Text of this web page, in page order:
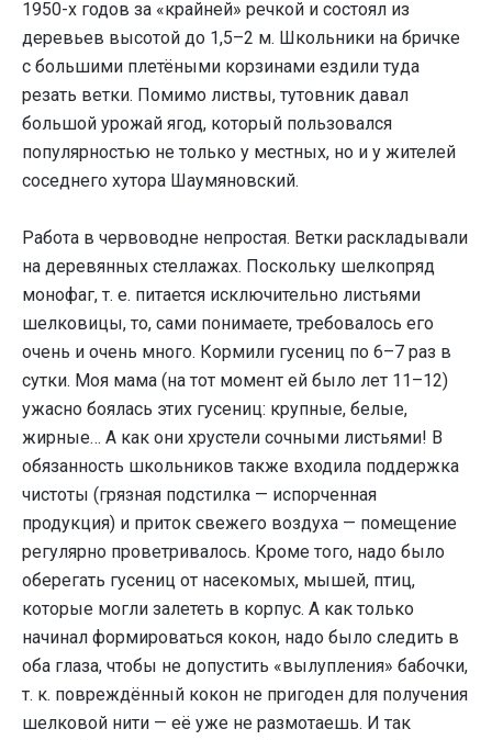
1950-х годов за «крайней» речкой и состоял из
деревьев высотой до 1,5–2 м. Школьники на бричке
с большими плетёными корзинами ездили туда
резать ветки. Помимо листвы, тутовник давал
большой урожай ягод, который пользовался
популярностью не только у местных, но и у жителей
соседнего хутора Шаумяновский.
Работа в червоводне непростая. Ветки раскладывали
на деревянных стеллажах. Поскольку шелкопряд
монофаг, т. е. питается исключительно листьями
шелковицы, то, сами понимаете, требовалось его
очень и очень много. Кормили гусениц по 6–7 раз в
сутки. Моя мама (на тот момент ей было лет 11–12)
ужасно боялась этих гусениц: крупные, белые,
жирные… А как они хрустели сочными листьями! В
обязанность школьников также входила поддержка
чистоты (грязная подстилка — испорченная
продукция) и приток свежего воздуха — помещение
регулярно проветривалось. Кроме того, надо было
оберегать гусениц от насекомых, мышей, птиц,
которые могли залететь в корпус. А как только
начинал формироваться кокон, надо было следить в
оба глаза, чтобы не допустить «вылупления» бабочки,
т. к. повреждённый кокон не пригоден для получения
шелковой нити — её уже не размотаешь. И так